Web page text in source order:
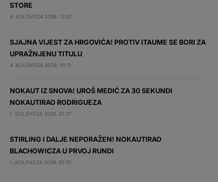
STORE
4. KOLOVOZA 2026. 12:07
SJAJNA VIJEST ZA HRGOVIĆA! PROTIV ITAUME SE BORI ZA
UPRAŽNJENU TITULU
4. KOLOVOZA 2026. 10:11
NOKAUT IZ SNOVA! UROŠ MEDIĆ ZA 30 SEKUNDI
NOKAUTIRAO RODRIGUEZA
1. KOLOVOZA 2026. 21:37
STIRLING I DALJE NEPORAŽEN! NOKAUTIRAO
BLACHOWICZA U PRVOJ RUNDI
1. KOLOVOZA 2026. 21:10